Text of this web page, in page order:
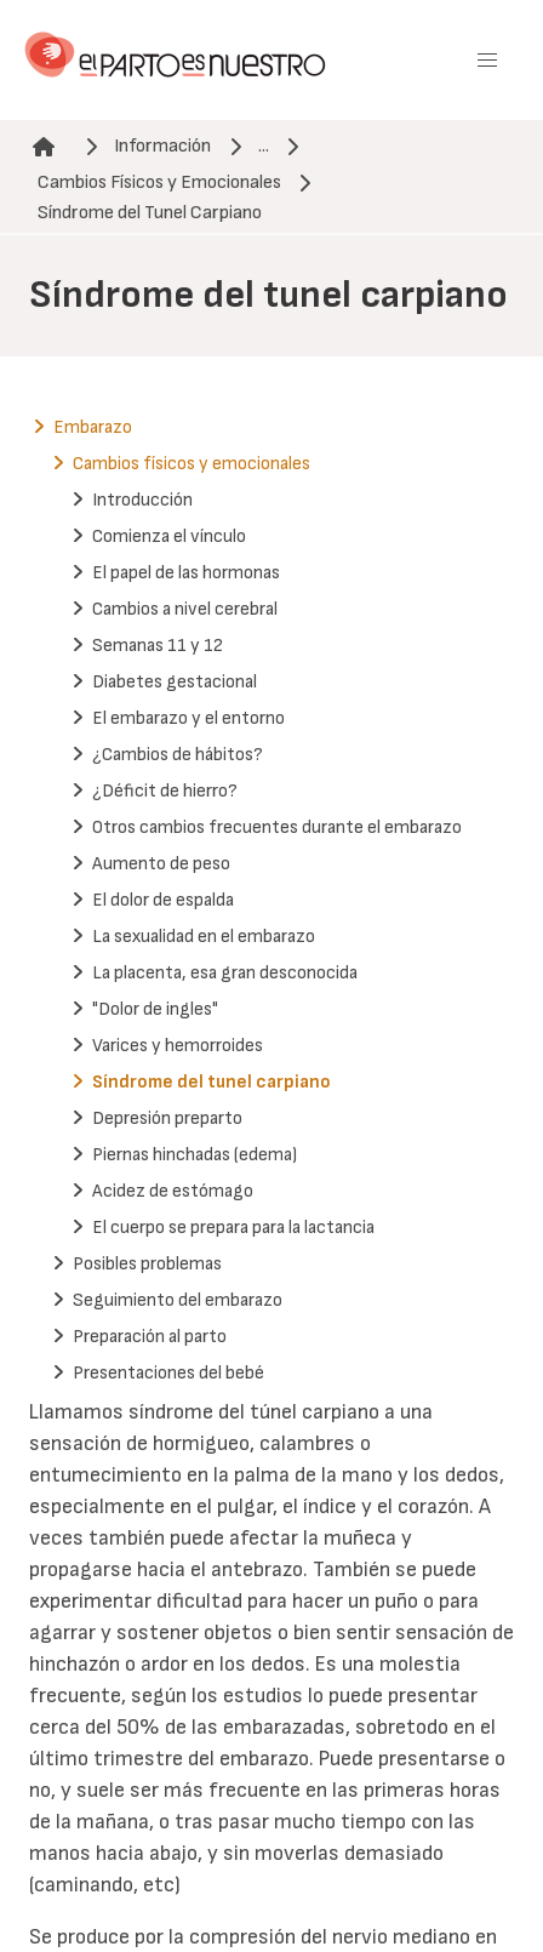
contenido
Ruta de navegación
Información
...
Cambios Físicos y Emocionales
Síndrome del Tunel Carpiano
Síndrome del tunel carpiano
Llamamos síndrome del túnel carpiano a una
sensación de hormigueo, calambres o
entumecimiento en la palma de la mano y los dedos,
especialmente en el pulgar, el índice y el corazón. A
veces también puede afectar la muñeca y
propagarse hacia el antebrazo. También se puede
experimentar dificultad para hacer un puño o para
agarrar y sostener objetos o bien sentir sensación de
hinchazón o ardor en los dedos. Es una molestia
frecuente, según los estudios lo puede presentar
cerca del 50% de las embarazadas, sobretodo en el
último trimestre del embarazo. Puede presentarse o
no, y suele ser más frecuente en las primeras horas
de la mañana, o tras pasar mucho tiempo con las
manos hacia abajo, y sin moverlas demasiado
(caminando, etc)
Se produce por la compresión del nervio mediano en
Embarazo
Cambios físicos y emocionales
Introducción
Comienza el vínculo
El papel de las hormonas
Cambios a nivel cerebral
Semanas 11 y 12
Diabetes gestacional
El embarazo y el entorno
¿Cambios de hábitos?
¿Déficit de hierro?
Otros cambios frecuentes durante el embarazo
Aumento de peso
El dolor de espalda
La sexualidad en el embarazo
La placenta, esa gran desconocida
"Dolor de ingles"
Varices y hemorroides
Síndrome del tunel carpiano
Depresión preparto
Piernas hinchadas (edema)
Acidez de estómago
El cuerpo se prepara para la lactancia
Posibles problemas
Seguimiento del embarazo
Preparación al parto
Presentaciones del bebé